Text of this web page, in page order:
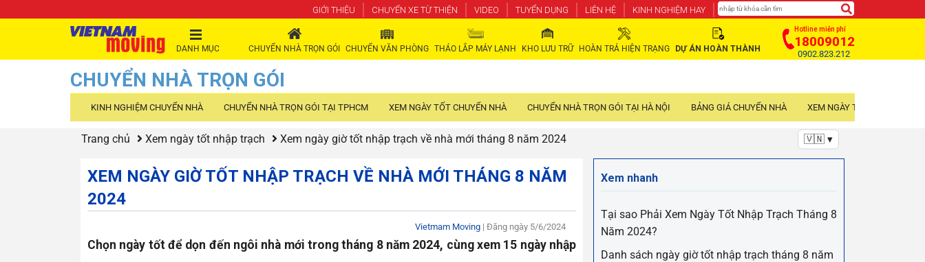
GIỚI THIỆU CHUYẾN XE TỪ THIỆN VIDEO TUYỂN DỤNG LIÊN HỆ KINH NGHIỆM HAY
Hotline miễn phí
18009012
0902.823.212
CHUYỂN NHÀ TRỌN GÓI CHUYỂN VĂN PHÒNG THÁO LẮP MÁY LẠNH KHO LƯU TRỮ HOÀN TRẢ HIỆN TRẠNG DỰ ÁN HOÀN THÀNH
DANH MỤC
CHUYỂN NHÀ TRỌN GÓI
KINH NGHIỆM CHUYỂN NHÀ CHUYỂN NHÀ TRỌN GÓI TẠI TPHCM XEM NGÀY TỐT CHUYỂN NHÀ CHUYỂN NHÀ TRỌN GÓI TẠI HÀ NỘI BẢNG GIÁ CHUYỂN NHÀ XEM NGÀY TỐT NHẬP TRẠCH
Trang chủ Xem ngày tốt nhập trạch Xem ngày giờ tốt nhập trạch về nhà mới tháng 8 năm 2024 🇻🇳 ▾
XEM NGÀY GIỜ TỐT NHẬP TRẠCH VỀ NHÀ MỚI THÁNG 8 NĂM
2024
Vietmam Moving | Đăng ngày 5/6/2024
Chọn ngày tốt để dọn đến ngôi nhà mới trong tháng 8 năm 2024, cùng xem 15 ngày nhập
Xem nhanh
Tại sao Phải Xem Ngày Tốt Nhập Trạch Tháng 8
Năm 2024?
Danh sách ngày giờ tốt nhập trạch tháng 8 năm